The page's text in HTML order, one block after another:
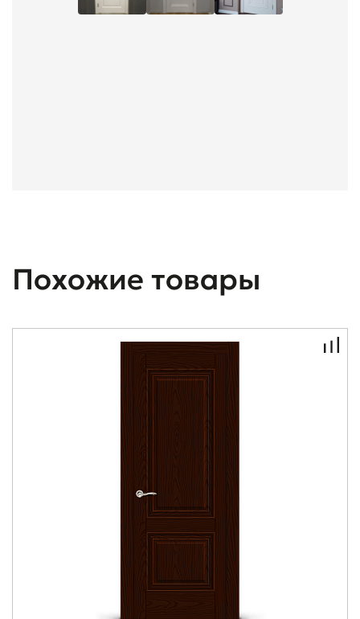
Похожие товары